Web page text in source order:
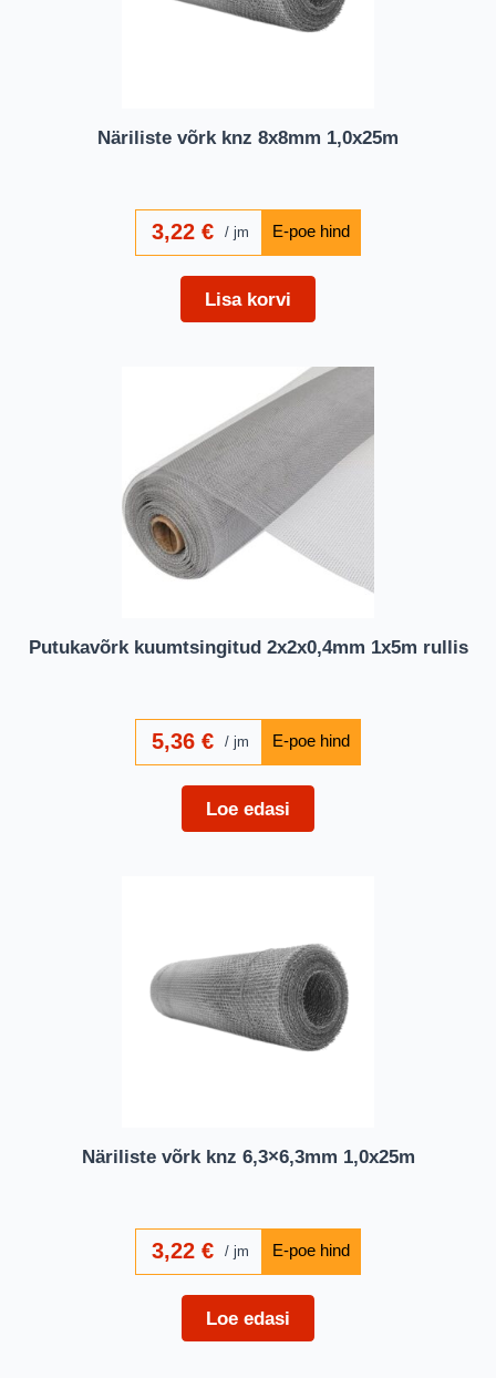
Näriliste võrk knz 8x8mm 1,0x25m
3,22 € jm
Lisa korvi
Putukavõrk kuumtsingitud 2x2x0,4mm 1x5m rullis
5,36 € jm
Loe edasi
Näriliste võrk knz 6,3×6,3mm 1,0x25m
3,22 € jm
Loe edasi